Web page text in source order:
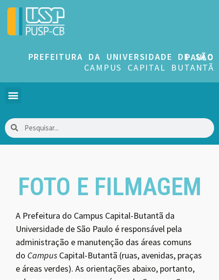
PREFEITURA DA UNIVERSIDADE DE SÃO PAULO
CAMPUS CAPITAL BUTANTÃ
FOTO E FILMAGEM
A Prefeitura do Campus Capital-Butantã da
Universidade de São Paulo é responsável pela
administração e manutenção das áreas comuns
do Campus Capital-Butantã (ruas, avenidas, praças
e áreas verdes). As orientações abaixo, portanto,